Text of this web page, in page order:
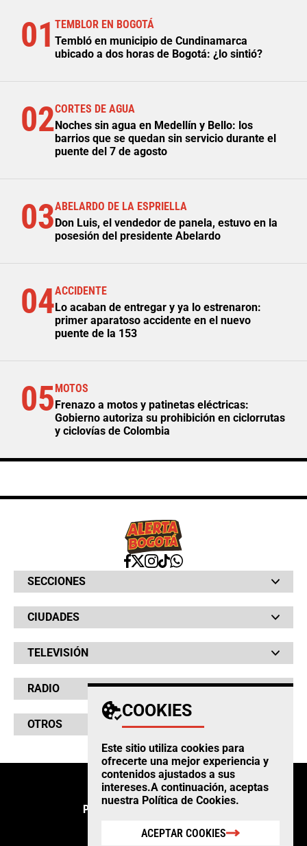
01 TEMBLOR EN BOGOTÁ
Tembló en municipio de Cundinamarca
ubicado a dos horas de Bogotá: ¿lo sintió?
02CORTES DE AGUA
Noches sin agua en Medellín y Bello: los
barrios que se quedan sin servicio durante el
puente del 7 de agosto
03ABELARDO DE LA ESPRIELLA
Don Luis, el vendedor de panela, estuvo en la
posesión del presidente Abelardo
04ACCIDENTE
Lo acaban de entregar y ya lo estrenaron:
primer aparatoso accidente en el nuevo
puente de la 153
05MOTOS
Frenazo a motos y patinetas eléctricas:
Gobierno autoriza su prohibición en ciclorrutas
y ciclovías de Colombia
COOKIES
Este sitio utiliza cookies para
ofrecerte una mejor experiencia y
contenidos ajustados a sus
intereses.A continuación, aceptas
nuestra Política de Cookies.
ACEPTAR COOKIES
SECCIONES
Bochinches
Hinchada
Judiciales
Servicios
Vivir Sabroso
CIUDADES
Barranquilla
Bucaramanga
Cartagena
Neiva
Paisa
TELEVISIÓN
Canal RCN
NTN24
RCN Comerciales
RCN Novelas
Noticias RCN
RADIO
RCN Radio
La Fm
La Mega
Radio 1
El Sol
La FM Plus
OTROS
Fides
La República
RCN Social
SuperLike
Política de Privacidad
Atención al Oyente
Protección de Datos Personales
Ley 1712 de 2014